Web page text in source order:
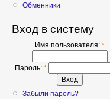
Обменники
Вход в систему
Имя пользователя: *
Пароль: *
Забыли пароль?